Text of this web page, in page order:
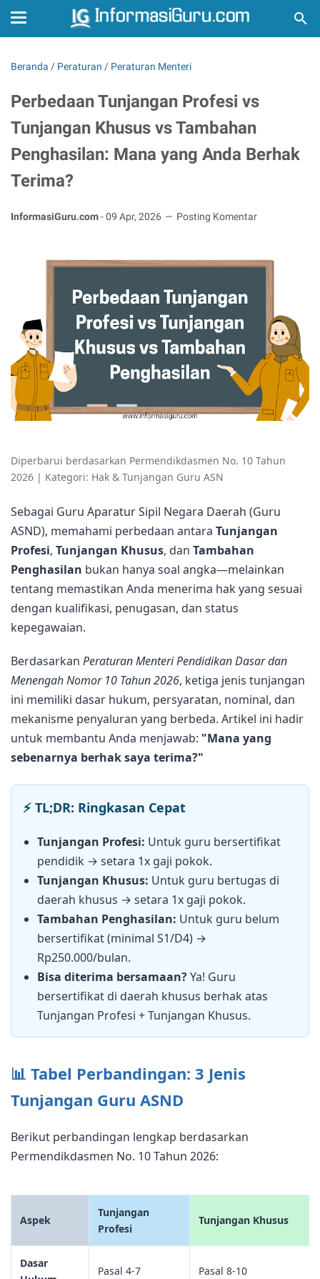
Beranda / Peraturan / Peraturan Menteri
Perbedaan Tunjangan Profesi vs
Tunjangan Khusus vs Tambahan
Penghasilan: Mana yang Anda Berhak
Terima?
InformasiGuru.com-09 Apr, 2026 Posting Komentar
Diperbarui berdasarkan Permendikdasmen No. 10 Tahun
2026 | Kategori: Hak & Tunjangan Guru ASN
Sebagai Guru Aparatur Sipil Negara Daerah (Guru
ASND), memahami perbedaan antara Tunjangan
Profesi, Tunjangan Khusus, dan Tambahan
Penghasilan bukan hanya soal angka—melainkan
tentang memastikan Anda menerima hak yang sesuai
dengan kualifikasi, penugasan, dan status
kepegawaian.
Berdasarkan Peraturan Menteri Pendidikan Dasar dan
Menengah Nomor 10 Tahun 2026, ketiga jenis tunjangan
ini memiliki dasar hukum, persyaratan, nominal, dan
mekanisme penyaluran yang berbeda. Artikel ini hadir
untuk membantu Anda menjawab: "Mana yang
sebenarnya berhak saya terima?"
⚡ TL;DR: Ringkasan Cepat
Tunjangan Profesi: Untuk guru bersertifikat
pendidik → setara 1x gaji pokok.
Tunjangan Khusus: Untuk guru bertugas di
daerah khusus → setara 1x gaji pokok.
Tambahan Penghasilan: Untuk guru belum
bersertifikat (minimal S1/D4) →
Rp250.000/bulan.
Bisa diterima bersamaan?Ya! Guru
bersertifikat di daerah khusus berhak atas
Tunjangan Profesi + Tunjangan Khusus.
📊 Tabel Perbandingan: 3 Jenis
Tunjangan Guru ASND
Berikut perbandingan lengkap berdasarkan
Permendikdasmen No. 10 Tahun 2026:
Aspek
Tunjangan
Profesi
Tunjangan Khusus
Dasar
Pasal 4-7 Pasal 8-10